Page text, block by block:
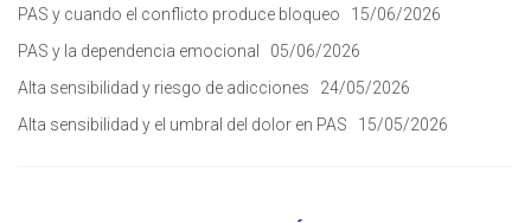
PAS y cuando el conflicto produce bloqueo
15/06/2026
PAS y la dependencia emocional
05/06/2026
Alta sensibilidad y riesgo de adicciones
24/05/2026
Alta sensibilidad y el umbral del dolor en PAS
15/05/2026